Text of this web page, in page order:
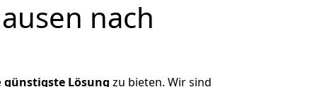
nach
günstigste Lösung zu bieten. Wir sind